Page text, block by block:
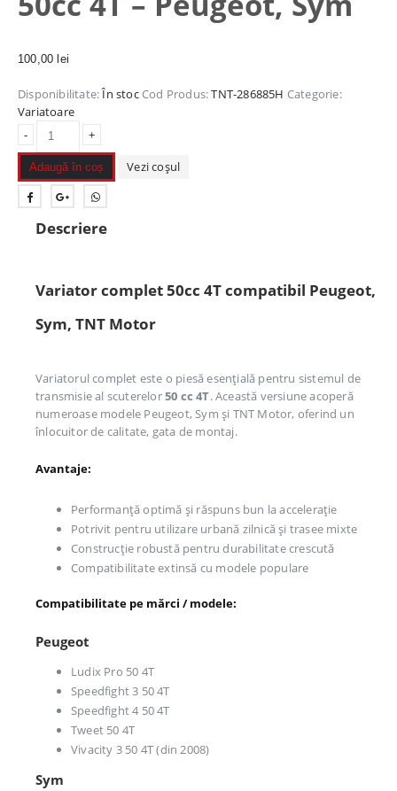
100,00 lei
Disponibilitate:În stocCod Produs:TNT-286885H Categorie:
Variatoare
-
+
Adaugă în coș Vezi coșul
Descriere
Variator complet 50cc 4T compatibil Peugeot,
Sym, TNT Motor
Variatorul complet este o piesă esențială pentru sistemul de
transmisie al scuterelor50 cc 4T. Această versiune acoperă
numeroase modele Peugeot, Sym și TNT Motor, oferind un
înlocuitor de calitate, gata de montaj.
Avantaje:
Performanță optimă și răspuns bun la accelerație
Potrivit pentru utilizare urbană zilnică și trasee mixte
Construcție robustă pentru durabilitate crescută
Compatibilitate extinsă cu modele populare
Compatibilitate pe mărci / modele:
Peugeot
Ludix Pro 50 4T
Speedfight 3 50 4T
Speedfight 4 50 4T
Tweet 50 4T
Vivacity 3 50 4T (din 2008)
Sym